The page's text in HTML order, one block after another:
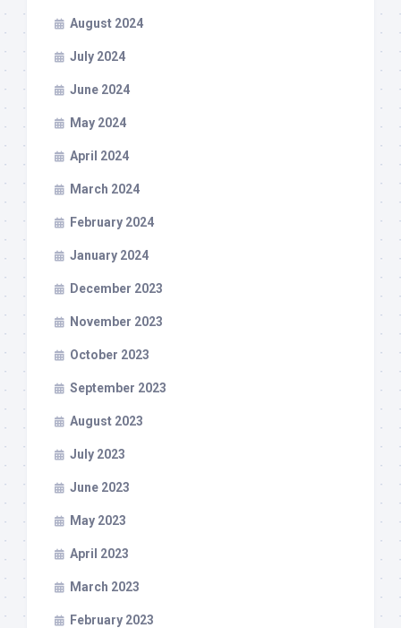
August 2024
July 2024
June 2024
May 2024
April 2024
March 2024
February 2024
January 2024
December 2023
November 2023
October 2023
September 2023
August 2023
July 2023
June 2023
May 2023
April 2023
March 2023
February 2023